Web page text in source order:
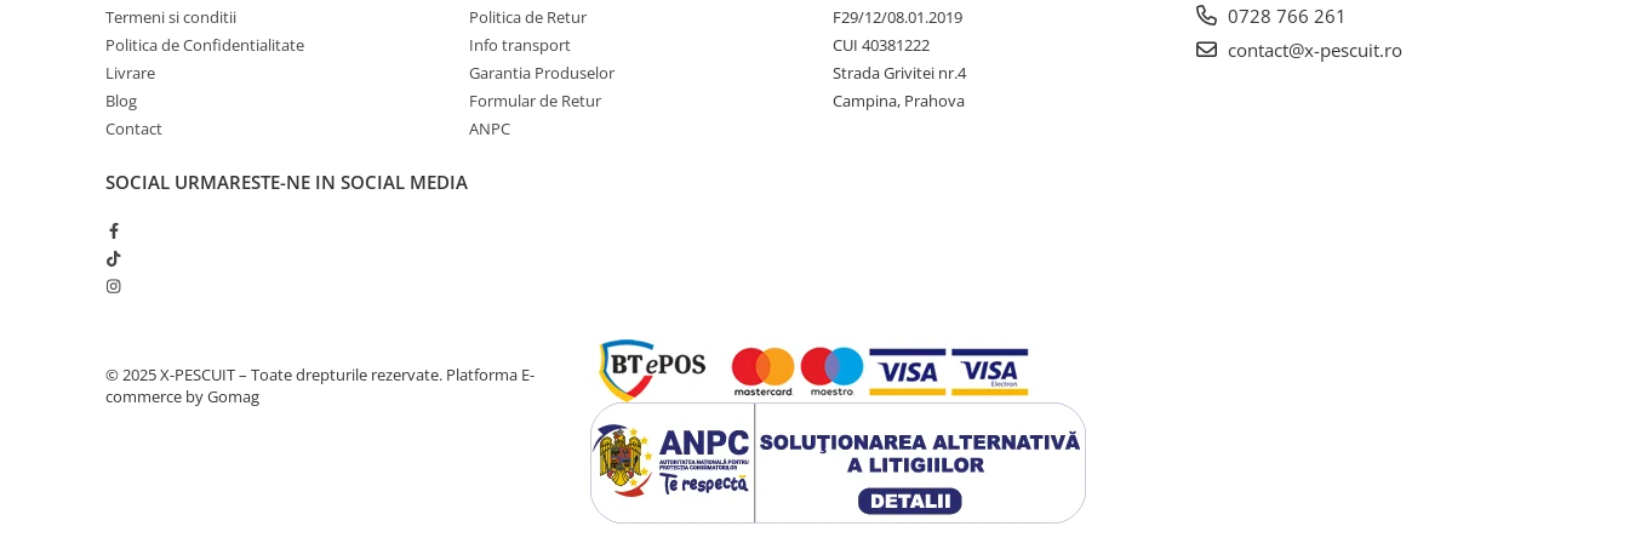
Ambalaj: 11buc
verifica dacă acesta blochează complet libertatea de mișcare a forfacului, fapt ce
poate afecta mecanica monturii. Se recomandă verificarea periodică a elasticității
materialului după expunerea prelungită la radiații UV.
Termeni si conditii
Politica de Confidentialitate
Livrare
Blog
Contact
Politica de Retur
Info transport
Garantia Produselor
Formular de Retur
ANPC
F29/12/08.01.2019
CUI 40381222
Strada Grivitei nr.4
Campina, Prahova
0728 766 261
contact@x-pescuit.ro
SOCIAL URMARESTE-NE IN SOCIAL MEDIA
© 2025 X-PESCUIT – Toate drepturile rezervate. Platforma E-
commerce by Gomag